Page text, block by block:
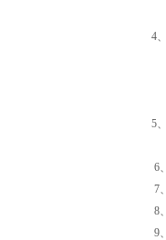
对
4
贮
名
贮
5
对
6
7
8
9、